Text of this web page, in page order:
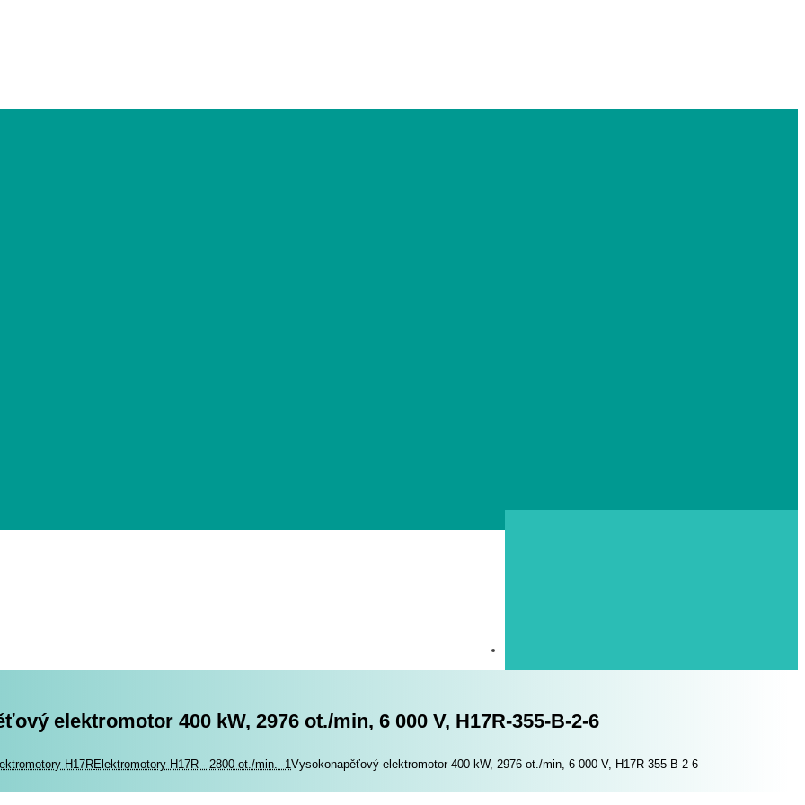
elektromotor 400 kW, 2976 ot./min, 6 000 V, H17R-355-B-2-6
H17RElektromotory H17R - 2800 ot./min. -1Vysokonapěťový elektromotor 400 kW, 2976 ot./min, 6 000 V, H17R-355-B-2-6